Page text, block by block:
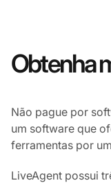
Obtenha
Não pague por
um software que
ferramentas por
LiveAgent possui